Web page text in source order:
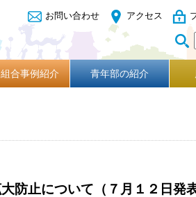
お問い合わせ アクセス
合事例紹介 青年部の紹介
防止について（７月１２日発表